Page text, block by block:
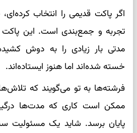
اگر پاکت قدیمی را انتخاب
تجربه و جمع‌بندی است. این پاکت
مدتی بار زیادی را به دوش
خسته شده‌اند اما هنوز ایستاده‌اند.
فرشته‌ها به تو می‌گویند که
ممکن است کاری که مدت‌ها
پایان برسد. شاید یک